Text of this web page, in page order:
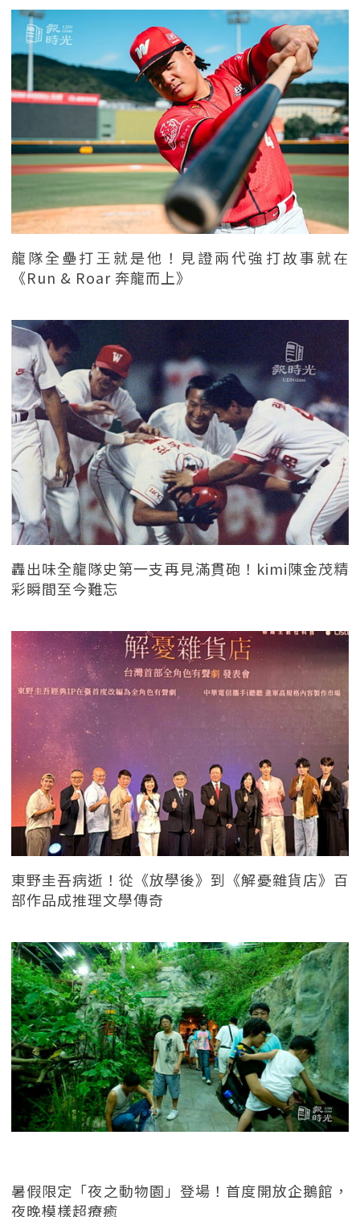
龍隊全壘打王就是他！見證兩代強打故事就在
《Run & Roar 奔龍而上》
轟出味全龍隊史第一支再見滿貫砲！kimi陳金茂精
彩瞬間至今難忘
東野圭吾病逝！從《放學後》到《解憂雜貨店》百
部作品成推理文學傳奇
暑假限定「夜之動物園」登場！首度開放企鵝館，
夜晚模樣超療癒